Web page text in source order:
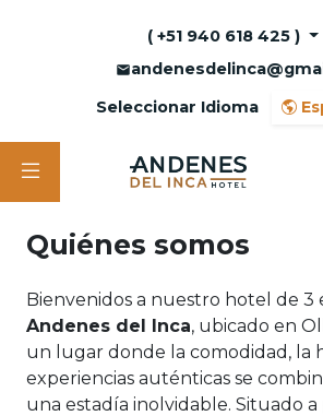
( +51 940 618 425 )
Seleccionar Idioma
Quiénes somos
Bienvenidos a nuestro hotel de 3
Andenes del Inca, ubicado en
un lugar donde la comodidad, la
experiencias auténticas se
una estadía inolvidable. Situado a